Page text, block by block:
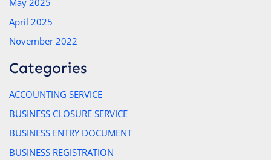
April 2025
November 2022
Categories
ACCOUNTING SERVICE
BUSINESS CLOSURE SERVICE
BUSINESS ENTRY DOCUMENT
BUSINESS REGISTRATION